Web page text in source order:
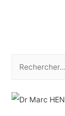
l’article
c